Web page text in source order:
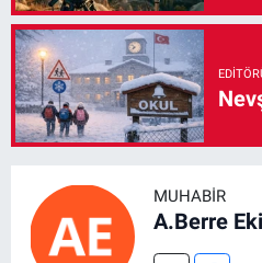
MUHABIR
A.Berre